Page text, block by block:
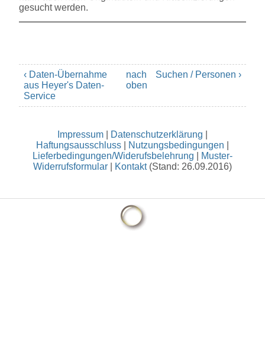
gesucht werden.
‹ Daten-Übernahme
aus Heyer's Daten-
Service
nach
oben
Suchen / Personen ›
Impressum Datenschutzerklärung
Haftungsausschluss
Nutzungsbedingungen
Lieferbedingungen/Widerufsbelehrung
Muster-
Widerrufsformular
Kontakt(Stand: 26.09.2016)